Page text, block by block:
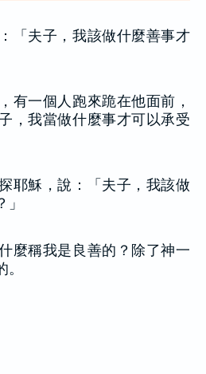
「夫子，我該做什麼善事才
有一個人跑來跪在他面前，
，我當做什麼事才可以承受
耶穌，說：「夫子，我該做
麼稱我是良善的？除了神一